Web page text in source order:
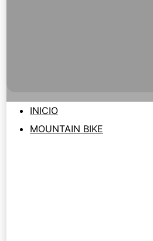
INICIO
MOUNTAIN BIKE